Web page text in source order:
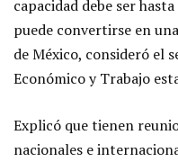
capacidad debe ser
puede convertirse en
de México, consideró el
Económico y Trabajo
Explicó que tienen
nacionales e